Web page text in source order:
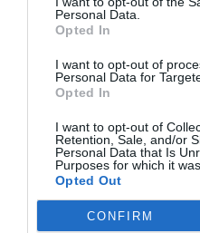
Personal Data.
Opted In
I want to opt-out of
Personal Data for
Opted In
I want to opt-out of
Retention, Sale, and/or
Personal Data that Is
Purposes for which it
Opted Out
CONFIRM